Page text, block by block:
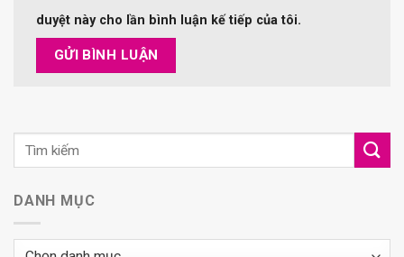
duyệt này cho lần bình luận kế tiếp của tôi.
DANH MỤC
Danh